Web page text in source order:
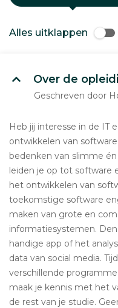
Alles uitklappen
Over de
Geschreven door
Heb jij interesse in de IT
ontwikkelen van
bedenken van slimme
leiden je op tot software
het ontwikkelen van
toekomstige software
maken van grote en
informatiesystemen.
handige app of het
data van social media.
verschillende
maak je kennis met het
de rest van je studie.